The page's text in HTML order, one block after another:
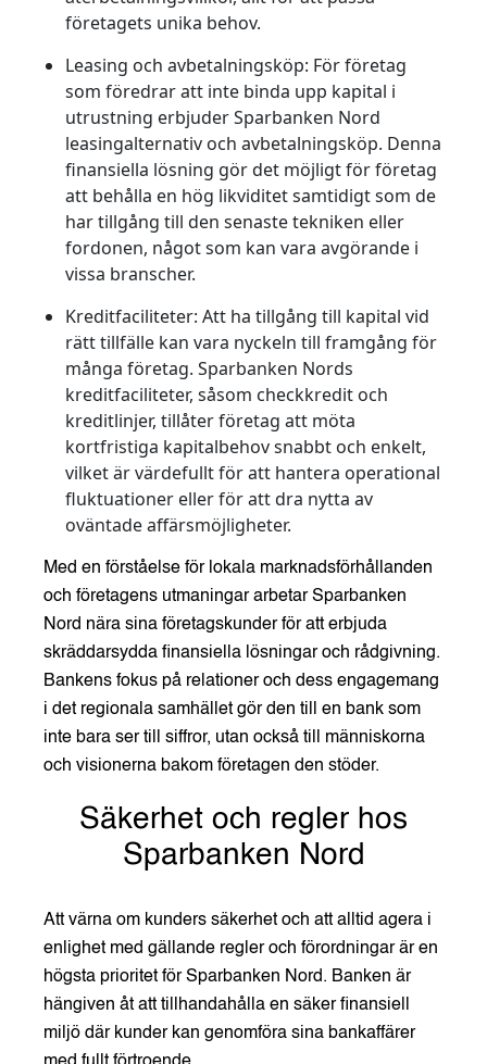
företagets unika behov.
Leasing och avbetalningsköp: För företag
som föredrar att inte binda upp kapital i
utrustning erbjuder Sparbanken Nord
leasingalternativ och avbetalningsköp. Denna
finansiella lösning gör det möjligt för företag
att behålla en hög likviditet samtidigt som de
har tillgång till den senaste tekniken eller
fordonen, något som kan vara avgörande i
vissa branscher.
Kreditfaciliteter: Att ha tillgång till kapital vid
rätt tillfälle kan vara nyckeln till framgång för
många företag. Sparbanken Nords
kreditfaciliteter, såsom checkkredit och
kreditlinjer, tillåter företag att möta
kortfristiga kapitalbehov snabbt och enkelt,
vilket är värdefullt för att hantera operational
fluktuationer eller för att dra nytta av
oväntade affärsmöjligheter.
Med en förståelse för lokala marknadsförhållanden
och företagens utmaningar arbetar Sparbanken
Nord nära sina företagskunder för att erbjuda
skräddarsydda finansiella lösningar och rådgivning.
Bankens fokus på relationer och dess engagemang
i det regionala samhället gör den till en bank som
inte bara ser till siffror, utan också till människorna
och visionerna bakom företagen den stöder.
Säkerhet och regler hos
Sparbanken Nord
Att värna om kunders säkerhet och att alltid agera i
enlighet med gällande regler och förordningar är en
högsta prioritet för Sparbanken Nord. Banken är
hängiven åt att tillhandahålla en säker finansiell
miljö där kunder kan genomföra sina bankaffärer